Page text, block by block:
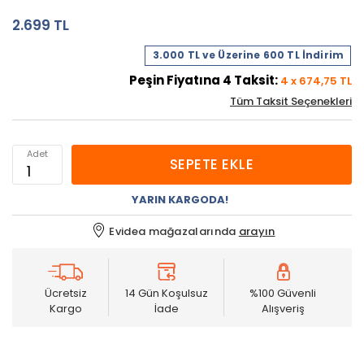
2.699 TL
3.000 TL ve Üzerine 600 TL İndirim
Peşin Fiyatına 4 Taksit: 4 x 674,75 TL
Tüm Taksit Seçenekleri
Adet
SEPETE EKLE
YARIN KARGODA!
Evidea mağazalarında arayın
Ücretsiz
Kargo
14 Gün Koşulsuz
İade
%100 Güvenli
Alışveriş